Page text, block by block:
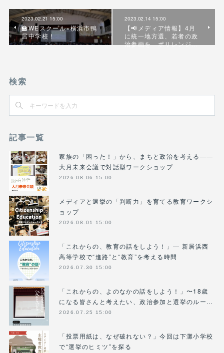
2023.02.21 15:00
🏫WEスクール×横浜市鴨
居中学校！
2023.02.14 15:00
【📢メディア情報】4月
に統一地方選、若者の政
治参画を ポリレンジ…
検索
記事一覧
家族の「困った！」から、まちと政治を考える――
大月未来会議で対話型ワークショップ
2026.08.06 15:00
メディアと選挙の「判断力」を育てる教育ワークシ
ョップ
2026.08.01 15:00
「これからの、教育の話をしよう！」― 新居浜西
高等学校で“進路”と“教育”を考える時間
2026.07.30 15:00
「これからの、よのなかの話をしよう！」〜18歳
になる皆さんと考えたい、政治参加と選挙のルー…
2026.07.25 15:00
「投票用紙は、なぜ破れない？」今回は下灘小学校
で“選挙のヒミツ”を探る